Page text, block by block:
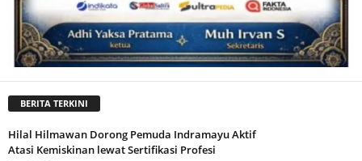
BERITA TERKINI
Hilal Hilmawan Dorong Pemuda Indramayu Aktif
Atasi Kemiskinan lewat Sertifikasi Profesi